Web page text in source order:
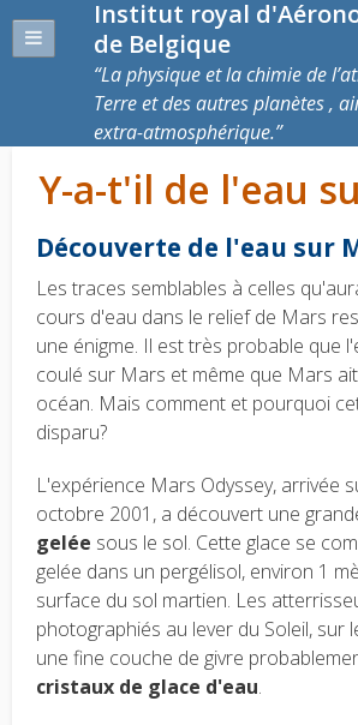
Institut royal
de Belgique
La physique et la chimie de
Terre et des autres planètes ,
extra-atmosphérique.
Y-a-t'il de l'eau
Découverte de l'eau sur
Les traces semblables à celles
cours d'eau dans le relief de Mars
une énigme. Il est très probable que
coulé sur Mars et même que Mars
océan. Mais comment et pourquoi
disparu?
L'expérience Mars Odyssey, arrivée
octobre 2001, a découvert une
gelée sous le sol. Cette glace se
gelée dans un pergélisol, environ 1
surface du sol martien. Les
photographiés au lever du Soleil, sur
une fine couche de givre
cristaux de glace d'eau.